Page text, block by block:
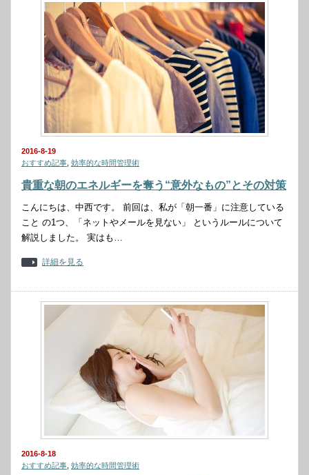
2016-8-19
おすすめ記事 効率的な時間管理術
貴重な朝のエネルギーを奪う“意外なもの”とその対策
こんにちは、中西です。 前回は、私が「朝一番」に注意している
こと の1つ、「ネットやメールを見ない」 というルールについて
解説しました。 実はも…
詳細を見る
2016-8-18
おすすめ記事 効率的な時間管理術